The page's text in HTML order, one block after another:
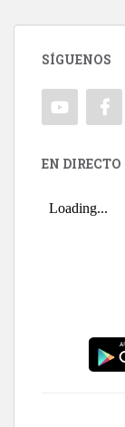
SÍGUENOS
EN DIRECTO